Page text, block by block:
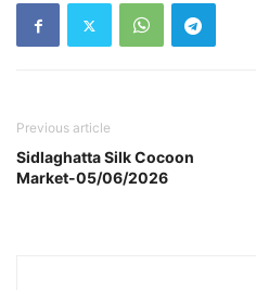
Previous article
Sidlaghatta Silk Cocoon
Market-05/06/2026